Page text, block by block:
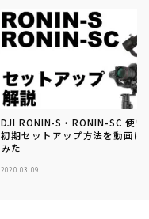
DJI RONIN-S・RONIN-SC 使い
初期セットアップ方法を動画に
みた
2020.03.09